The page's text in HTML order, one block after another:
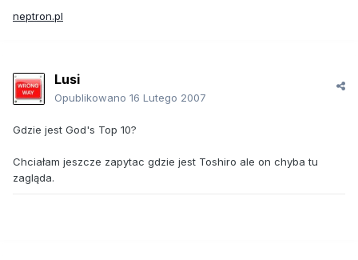
neptron.pl
Lusi
Opublikowano 16 Lutego 2007
Gdzie jest God's Top 10?
Chciałam jeszcze zapytac gdzie jest Toshiro ale on chyba tu
zagląda.